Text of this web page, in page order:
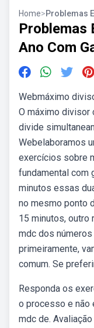
Home>Problemas
Problemas
Ano Com
Webmáximo
O máximo divisor
divide
Webelaboramos
exercícios sobre
fundamental com
minutos essas
no mesmo ponto
15 minutos, outro
mdc dos números
primeiramente,
comum. Se
Responda os
o processo e não
mdc de.